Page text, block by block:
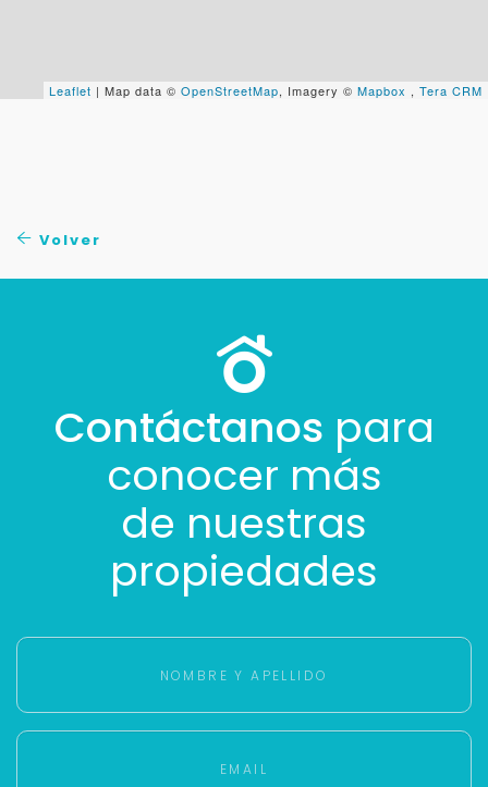
Leaflet | Map data © OpenStreetMap, Imagery © Mapbox , Tera CRM
Volver
Contáctanos para
conocer más
de nuestras
propiedades
Tus datos están seguros
Buscamos darte la mejor experiencia.
Con estos datos podemos responderte mejor y
más rápido.